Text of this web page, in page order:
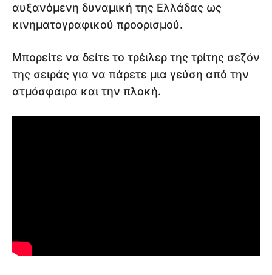
αυξανόμενη δυναμική της Ελλάδας ως
κινηματογραφικού προορισμού.
Μπορείτε να δείτε το τρέιλερ της τρίτης σεζόν
της σειράς για να πάρετε μια γεύση από την
ατμόσφαιρα και την πλοκή.